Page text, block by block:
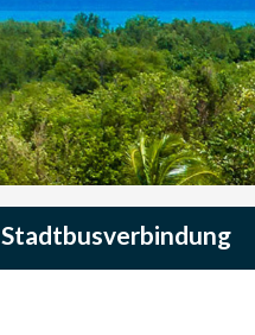
Stadtbusverbindung